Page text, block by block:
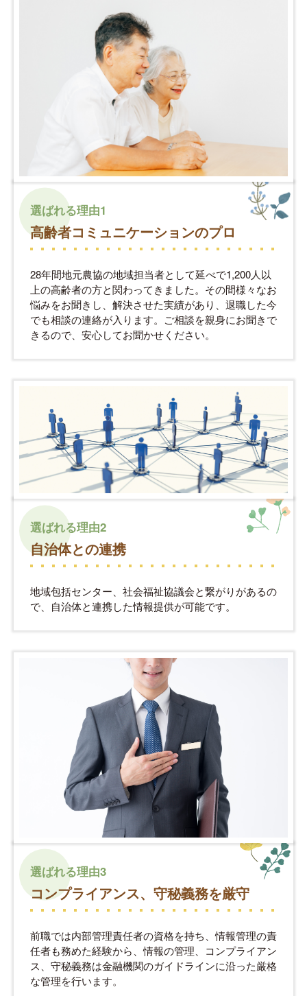
選ばれる理由1
高齢者コミュニケーションのプロ
28年間地元農協の地域担当者として延べで1,200人以
上の高齢者の方と関わってきました。その間様々なお
悩みをお聞きし、解決させた実績があり、退職した今
でも相談の連絡が入ります。ご相談を親身にお聞きで
きるので、安心してお聞かせください。
選ばれる理由2
自治体との連携
地域包括センター、社会福祉協議会と繋がりがあるの
で、自治体と連携した情報提供が可能です。
選ばれる理由3
コンプライアンス、守秘義務を厳守
前職では内部管理責任者の資格を持ち、情報管理の責
任者も務めた経験から、情報の管理、コンプライアン
ス、守秘義務は金融機関のガイドラインに沿った厳格
な管理を行います。